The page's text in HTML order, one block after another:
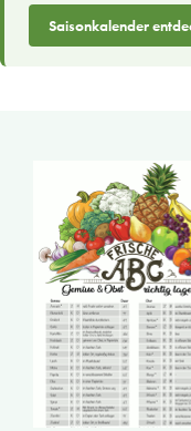
Saisonkalender